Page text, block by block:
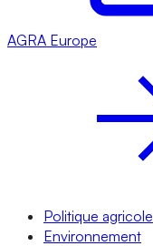
AGRA Europe
Politique agricole
Environnement